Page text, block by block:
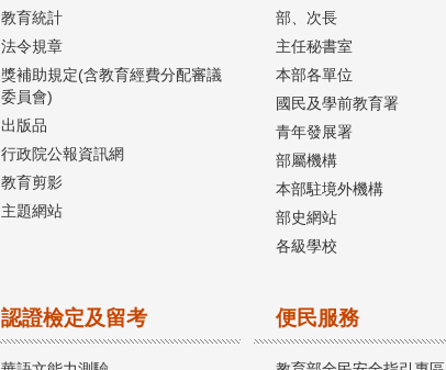
教育統計
法令規章
獎補助規定(含教育經費分配審議
委員會)
出版品
行政院公報資訊網
教育剪影
主題網站
部、次長
主任秘書室
本部各單位
國民及學前教育署
青年發展署
部屬機構
本部駐境外機構
部史網站
各級學校
認證檢定及留考 便民服務